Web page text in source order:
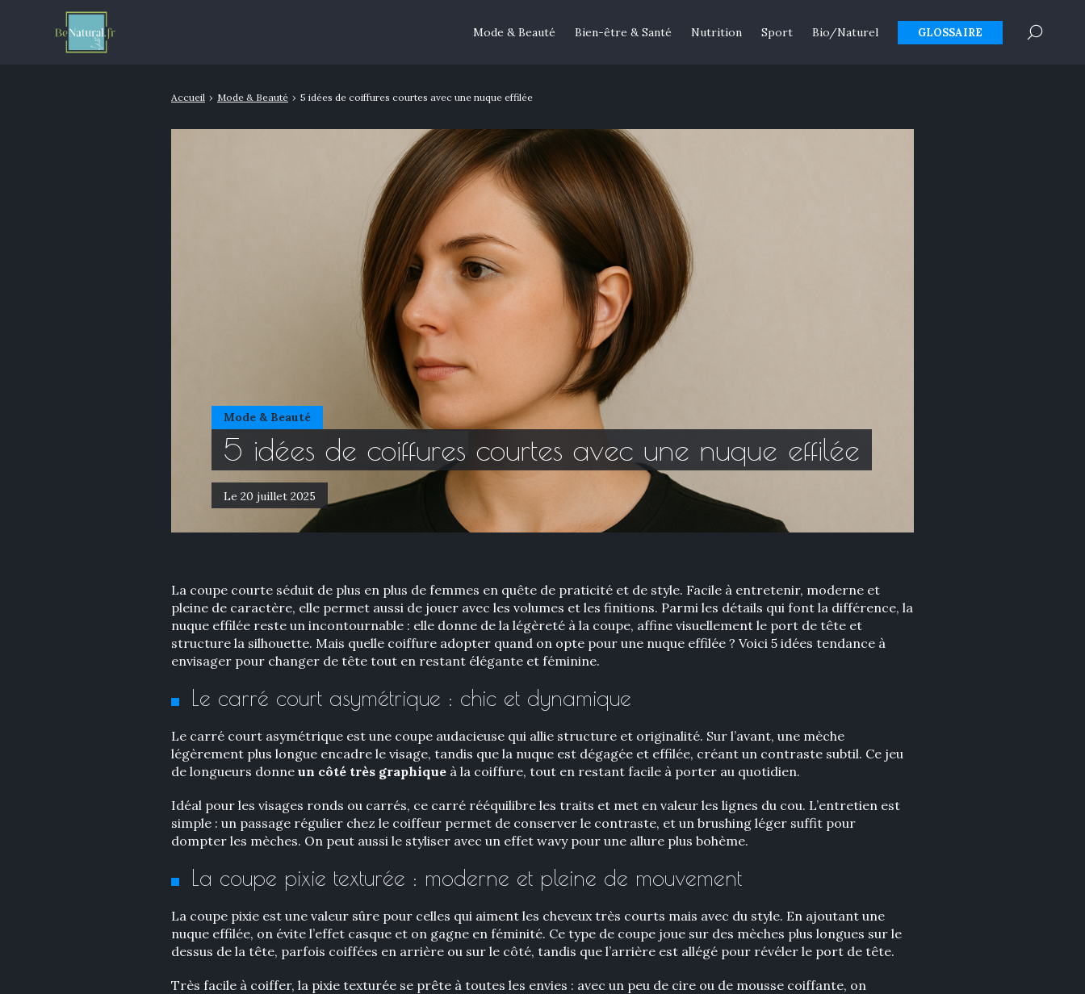
Mode & Beauté
5 idées de coiffures courtes avec une nuque effilée
Le 20 juillet 2025
Accueil › Mode & Beauté › 5 idées de coiffures courtes avec une nuque effilée
La coupe courte séduit de plus en plus de femmes en quête de praticité et de style. Facile à entretenir, moderne et
pleine de caractère, elle permet aussi de jouer avec les volumes et les finitions. Parmi les détails qui font la différence, la
nuque effilée reste un incontournable : elle donne de la légèreté à la coupe, affine visuellement le port de tête et
structure la silhouette. Mais quelle coiffure adopter quand on opte pour une nuque effilée ? Voici 5 idées tendance à
envisager pour changer de tête tout en restant élégante et féminine.
Le carré court asymétrique : chic et dynamique
Le carré court asymétrique est une coupe audacieuse qui allie structure et originalité. Sur l’avant, une mèche
légèrement plus longue encadre le visage, tandis que la nuque est dégagée et effilée, créant un contraste subtil. Ce jeu
de longueurs donne un côté très graphique à la coiffure, tout en restant facile à porter au quotidien.
Idéal pour les visages ronds ou carrés, ce carré rééquilibre les traits et met en valeur les lignes du cou. L’entretien est
simple : un passage régulier chez le coiffeur permet de conserver le contraste, et un brushing léger suffit pour
dompter les mèches. On peut aussi le styliser avec un effet wavy pour une allure plus bohème.
La coupe pixie texturée : moderne et pleine de mouvement
La coupe pixie est une valeur sûre pour celles qui aiment les cheveux très courts mais avec du style. En ajoutant une
nuque effilée, on évite l’effet casque et on gagne en féminité. Ce type de coupe joue sur des mèches plus longues sur le
dessus de la tête, parfois coiffées en arrière ou sur le côté, tandis que l’arrière est allégé pour révéler le port de tête.
Très facile à coiffer, la pixie texturée se prête à toutes les envies : avec un peu de cire ou de mousse coiffante, on
Mode & Beauté Bien-être & Santé Nutrition Sport Bio/Naturel GLOSSAIRE
Rechercher